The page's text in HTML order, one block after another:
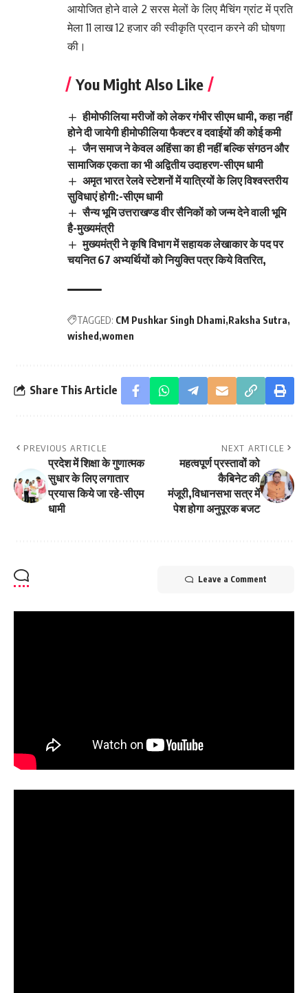
आयोजित होने वाले 2 सरस मेलों के लिए मैचिंग ग्रांट में प्रति
मेला 11 लाख 12 हजार की स्वीकृति प्रदान करने की घोषणा
की।
You Might Also Like
हीमोफीलिया मरीजों को लेकर गंभीर सीएम धामी, कहा नहीं
होने दी जायेगी हीमोफीलिया फैक्टर व दवाईयों की कोई कमी
जैन समाज ने केवल अहिंसा का ही नहीं बल्कि संगठन और
सामाजिक एकता का भी अद्वितीय उदाहरण-सीएम धामी
अमृत भारत रेलवे स्टेशनों में यात्रियों के लिए विश्वस्तरीय
सुविधाएं होगी:-सीएम धामी
सैन्य भूमि उत्तराखण्ड वीर सैनिकों को जन्म देने वाली भूमि
है-मुख्यमंत्री
मुख्यमंत्री ने कृषि विभाग में सहायक लेखाकार के पद पर
चयनित 67 अभ्यर्थियों को नियुक्ति पत्र किये वितरित,
TAGGED: CM Pushkar Singh Dhami Raksha Sutra
wished women
Share This Article
PREVIOUS ARTICLE
प्रदेश में शिक्षा के गुणात्मक
सुधार के लिए लगातार
प्रयास किये जा रहे-सीएम
धामी
NEXT ARTICLE
महत्वपूर्ण प्रस्तावों को
कैबिनेट की
मंजूरी,विधानसभा सत्र में
पेश होगा अनुपूरक बजट
Leave a Comment